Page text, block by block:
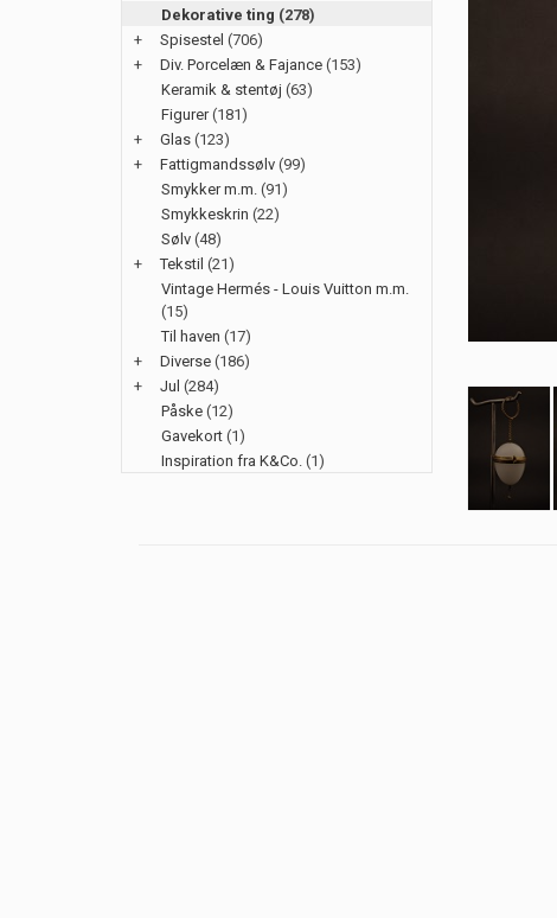
Dekorative ting (278)
+
Spisestel (706)
+
Div. Porcelæn & Fajance (153)
Keramik & stentøj (63)
Figurer(181)
+
Glas (123)
+
Fattigmandssølv (99)
Smykker m.m. (91)
Smykkeskrin (22)
Sølv (48)
+
Tekstil (21)
Vintage Hermés - Louis Vuitton m.m.
(15)
Til haven (17)
+
Diverse (186)
+
Jul (284)
Påske (12)
Gavekort (1)
Inspiration fra K&Co. (1)